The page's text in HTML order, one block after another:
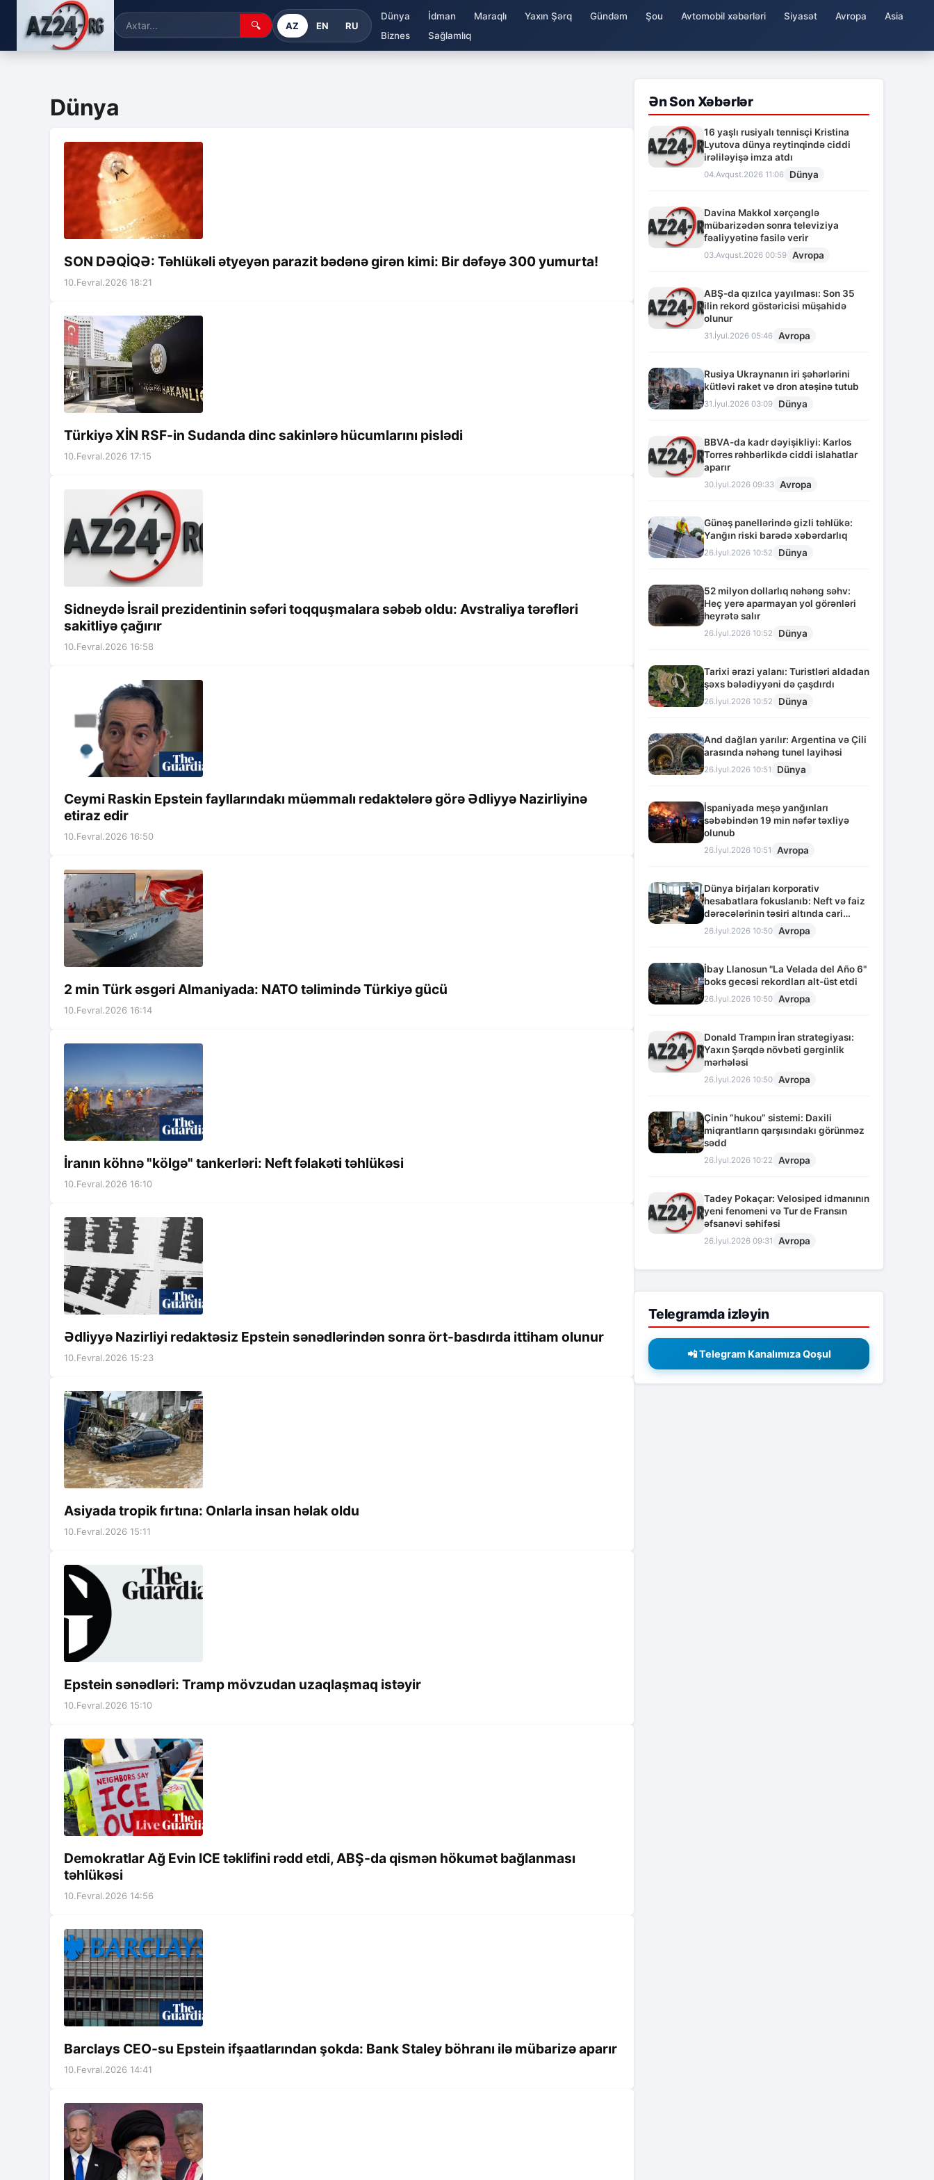
🔍 AZ EN RU
Dünya İdman Maraqlı Yaxın Şərq Gündəm Şou Avtomobil xəbərləri Siyasət Avropa
Asia
Biznes
Sağlamlıq
Dünya
SON DƏQİQƏ: Təhlükəli ətyeyən parazit bədənə girən kimi: Bir dəfəyə 300 yumurta!
10.Fevral.2026 18:21
Türkiyə XİN RSF-in Sudanda dinc sakinlərə hücumlarını pislədi
10.Fevral.2026 17:15
Sidneydə İsrail prezidentinin səfəri toqquşmalara səbəb oldu: Avstraliya tərəfləri
sakitliyə çağırır
10.Fevral.2026 16:58
Ceymi Raskin Epstein fayllarındakı müəmmalı redaktələrə görə Ədliyyə Nazirliyinə
etiraz edir
10.Fevral.2026 16:50
2 min Türk əsgəri Almaniyada: NATO təlimində Türkiyə gücü
10.Fevral.2026 16:14
İranın köhnə "kölgə" tankerləri: Neft fəlakəti təhlükəsi
10.Fevral.2026 16:10
Ədliyyə Nazirliyi redaktəsiz Epstein sənədlərindən sonra ört-basdırda ittiham olunur
10.Fevral.2026 15:23
Asiyada tropik fırtına: Onlarla insan həlak oldu
10.Fevral.2026 15:11
Epstein sənədləri: Tramp mövzudan uzaqlaşmaq istəyir
10.Fevral.2026 15:10
Demokratlar Ağ Evin ICE təklifini rədd etdi, ABŞ-da qismən hökumət bağlanması
təhlükəsi
10.Fevral.2026 14:56
Barclays CEO-su Epstein ifşaatlarından şokda: Bank Staley böhranı ilə mübarizə aparır
10.Fevral.2026 14:41
Ən Son Xəbərlər
16 yaşlı rusiyalı tennisçi Kristina
Lyutova dünya reytinqində ciddi
irəliləyişə imza atdı
04.Avqust.2026 11:06 Dünya
Davina Makkol xərçənglə
mübarizədən sonra televiziya
fəaliyyətinə fasilə verir
03.Avqust.2026 00:59 Avropa
ABŞ-da qızılca yayılması: Son 35
ilin rekord göstəricisi müşahidə
olunur
31.İyul.2026 05:46 Avropa
Rusiya Ukraynanın iri şəhərlərini
kütləvi raket və dron atəşinə tutub
31.İyul.2026 03:09 Dünya
BBVA-da kadr dəyişikliyi: Karlos
Torres rəhbərlikdə ciddi islahatlar
aparır
30.İyul.2026 09:33 Avropa
Günəş panellərində gizli təhlükə:
Yanğın riski barədə xəbərdarlıq
26.İyul.2026 10:52 Dünya
52 milyon dollarlıq nəhəng səhv:
Heç yerə aparmayan yol görənləri
heyrətə salır
26.İyul.2026 10:52 Dünya
Tarixi ərazi yalanı: Turistləri aldadan
şəxs bələdiyyəni də çaşdırdı
26.İyul.2026 10:52 Dünya
And dağları yarılır: Argentina və Çili
arasında nəhəng tunel layihəsi
26.İyul.2026 10:51 Dünya
İspaniyada meşə yanğınları
səbəbindən 19 min nəfər təxliyə
olunub
26.İyul.2026 10:51 Avropa
Dünya birjaları korporativ
hesabatlara fokuslanıb: Neft və faiz
dərəcələrinin təsiri altında cari
vəziyyət
26.İyul.2026 10:50 Avropa
İbay Llanosun "La Velada del Año 6"
boks gecəsi rekordları alt-üst etdi
26.İyul.2026 10:50 Avropa
Donald Trampın İran strategiyası:
Yaxın Şərqdə növbəti gərginlik
mərhələsi
26.İyul.2026 10:50 Avropa
Çinin “hukou” sistemi: Daxili
miqrantların qarşısındakı görünməz
sədd
26.İyul.2026 10:22 Avropa
Tadey Pokaçar: Velosiped idmanının
yeni fenomeni və Tur de Fransın
əfsanəvi səhifəsi
26.İyul.2026 09:31 Avropa
Telegramda izləyin
📲 Telegram Kanalımıza Qoşul